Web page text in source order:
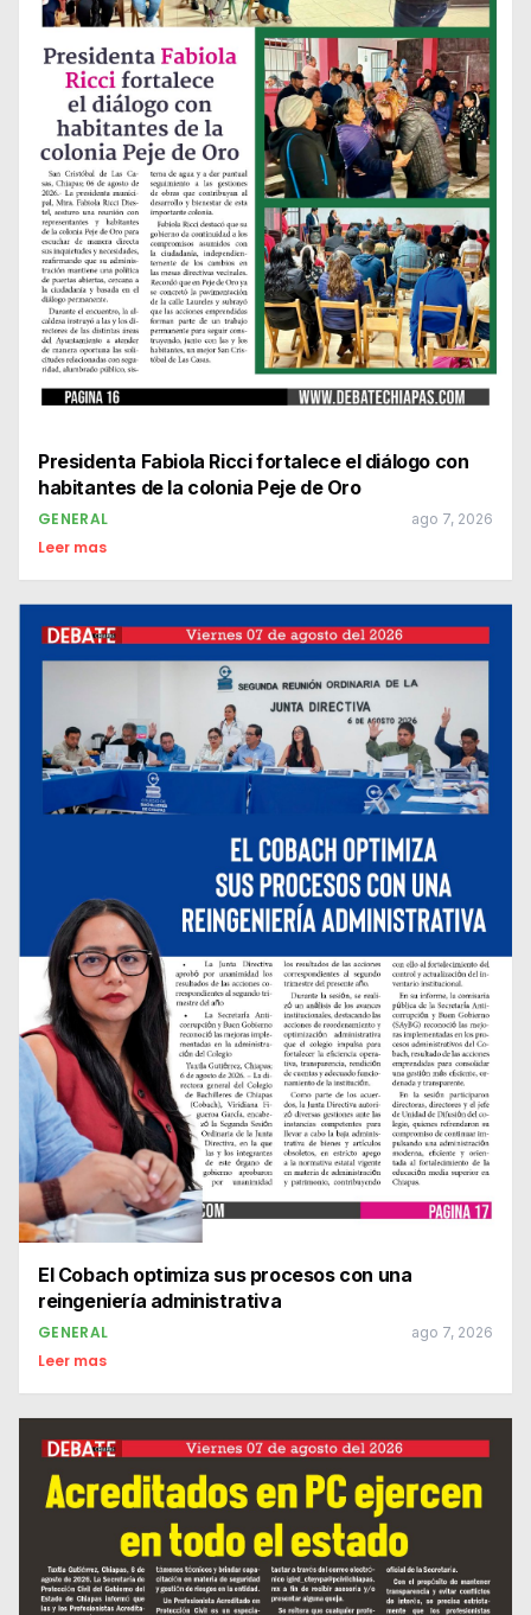
Presidenta Fabiola Ricci fortalece el diálogo con
habitantes de la colonia Peje de Oro
GENERAL ago 7, 2026
Leer mas
El Cobach optimiza sus procesos con una
reingeniería administrativa
GENERAL ago 7, 2026
Leer mas